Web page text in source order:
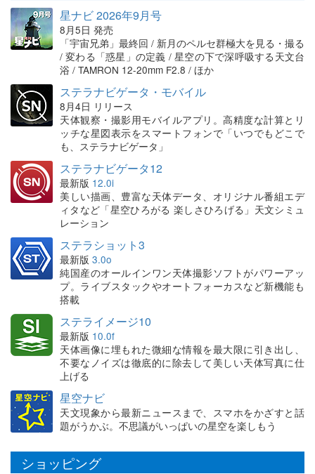
星ナビ 2026年9月号
8月5日 発売
「宇宙兄弟」最終回 / 新月のペルセ群極大を見る・撮る
/ 変わる「惑星」の定義 / 星空の下で深呼吸する天文台
浴 / TAMRON 12-20mm F2.8 / ほか
ステラナビゲータ・モバイル
8月4日 リリース
天体観察・撮影用モバイルアプリ。高精度な計算とリ
ッチな星図表示をスマートフォンで「いつでもどこで
も、ステラナビゲータ」
ステラナビゲータ12
最新版 12.0i
美しい描画、豊富な天体データ、オリジナル番組エデ
ィタなど「星空ひろがる 楽しさひろげる」天文シミュ
レーション
ステラショット3
最新版 3.0o
純国産のオールインワン天体撮影ソフトがパワーアッ
プ。ライブスタックやオートフォーカスなど新機能も
搭載
ステライメージ10
最新版 10.0f
天体画像に埋もれた微細な情報を最大限に引き出し、
不要なノイズは徹底的に除去して美しい天体写真に仕
上げる
星空ナビ
天文現象から最新ニュースまで、スマホをかざすと話
題がうかぶ。不思議がいっぱいの星空を楽しもう
ショッピング